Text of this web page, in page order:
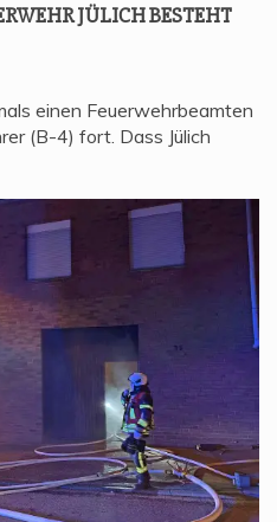
JÜLICH BESTEHT
einen Feuerwehrbeamten
(B-4) fort. Dass Jülich